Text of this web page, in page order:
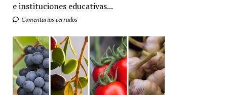
e instituciones educativas...
Comentarios cerrados